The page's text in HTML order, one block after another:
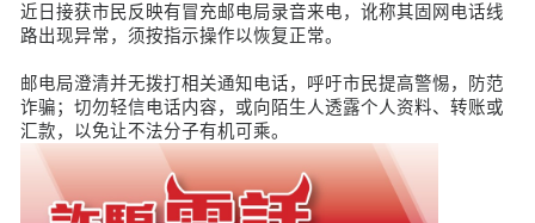
近日接获市民反映有冒充邮电局录音来电，讹称其固网电话线
路出现异常，须按指示操作以恢复正常。
邮电局澄清并无拨打相关通知电话，呼吁市民提高警惕，防范
诈骗；切勿轻信电话内容，或向陌生人透露个人资料、转账或
汇款，以免让不法分子有机可乘。